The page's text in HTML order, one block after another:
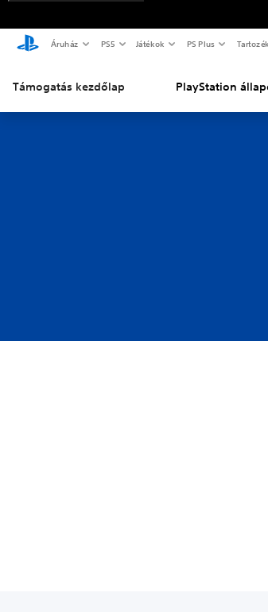
Áruház PS5 Játékok PS Plus
Támogatás kezdőlap PlayStation